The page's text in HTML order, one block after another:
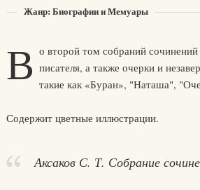
Жанр: Биографии и Мемуары
В о второй том собраний
писателя, а также очерки и
такие как «Буран», "Наташа",
Содержит цветные иллюстрации.
Аксаков С. Т. Собрание